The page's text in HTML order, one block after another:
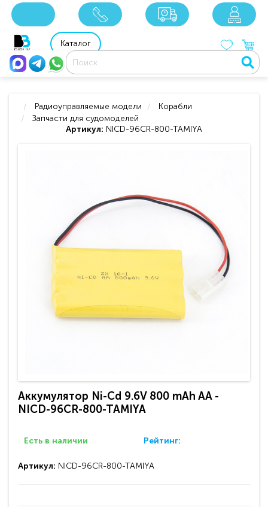
8 800 201 92 06
Каталог
Радиоуправляемые модели
Корабли
Запчасти для судомоделей
Артикул: NICD-96CR-800-TAMIYA
Аккумулятор Ni-Cd 9.6V 800 mAh AA -
NICD-96CR-800-TAMIYA
Есть в наличии Рейтинг:
Артикул: NICD-96CR-800-TAMIYA
xxx